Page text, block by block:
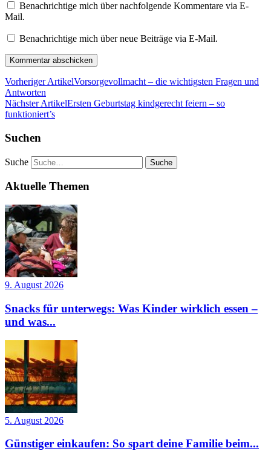
Benachrichtige mich über nachfolgende Kommentare via E-
Mail.
Benachrichtige mich über neue Beiträge via E-Mail.
Vorheriger ArtikelVorsorgevollmacht – die wichtigsten Fragen und
Antworten
Nächster ArtikelErsten Geburtstag kindgerecht feiern – so
funktioniert’s
Suchen
Suche
Aktuelle Themen
9. August 2026
Snacks für unterwegs: Was Kinder wirklich essen –
und was...
5. August 2026
Günstiger einkaufen: So spart deine Familie beim...